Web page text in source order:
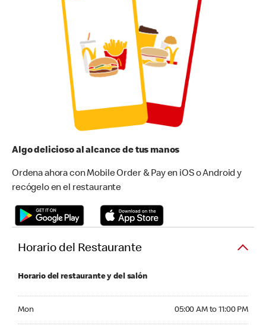
Algo delicioso al alcance de tus manos
Ordena ahora con Mobile Order & Pay en iOS o Android y
recógelo en el restaurante
Horario del Restaurante
Horario del restaurante y del salón
Mon 05:00 AM to 11:00 PM